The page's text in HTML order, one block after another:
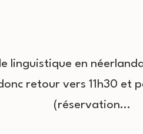
linguistique en
retour vers 11h30 et
(réservation…